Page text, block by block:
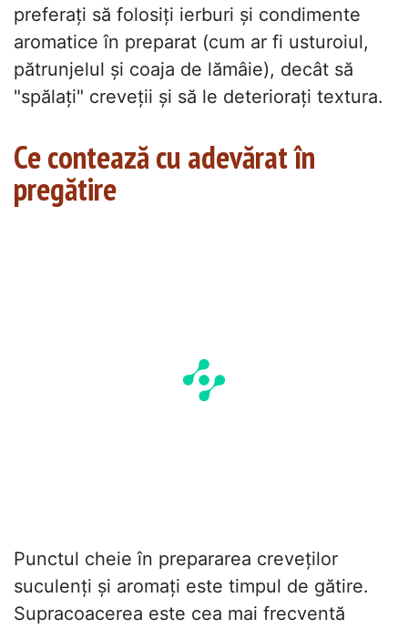
preferați să folosiți ierburi și condimente
aromatice în preparat (cum ar fi usturoiul,
pătrunjelul și coaja de lămâie), decât să
"spălați" creveții și să le deteriorați textura.
Ce contează cu adevărat în
pregătire
Punctul cheie în prepararea creveților
suculenți și aromați este timpul de gătire.
Supracoacerea este cea mai frecventă